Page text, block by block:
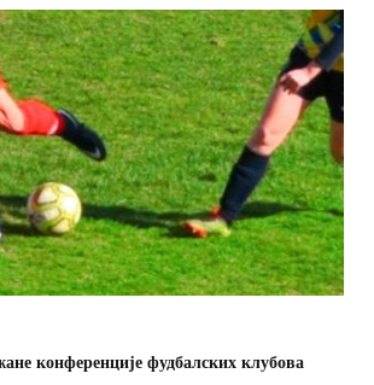
конференције фудбалских клубова